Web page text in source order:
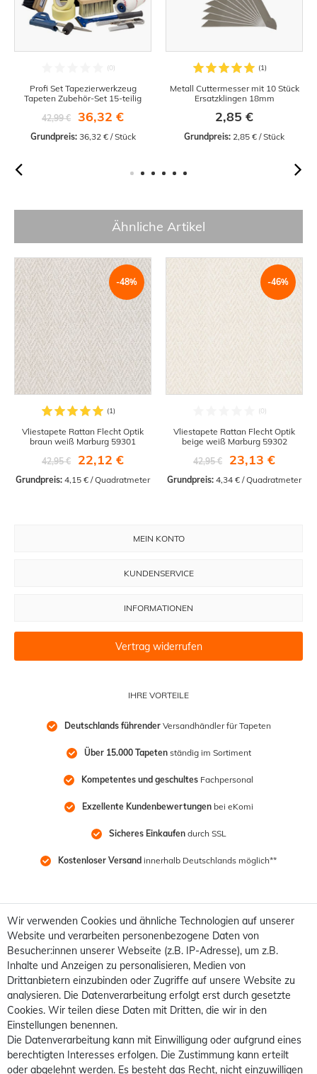
Profi Set Tapezierwerkzeug
Tapeten Zubehör-Set 15-teilig
42,99 €
36,32 €
Grundpreis: 36,32 € / Stück
Metall Cuttermesser mit 10 Stück
Ersatzklingen 18mm
2,85 €
Grundpreis: 2,85 € / Stück
Ähnliche Artikel
-48%
Vliestapete Rattan Flecht Optik
braun weiß Marburg 59301
42,95 €
22,12 €
Grundpreis: 4,15 € / Quadratmeter
-46%
Vliestapete Rattan Flecht Optik
beige weiß Marburg 59302
42,95 €
23,13 €
Grundpreis: 4,34 € / Quadratmeter
IHRE VORTEILE
Deutschlands führender Versandhändler für Tapeten
Über 15.000 Tapeten ständig im Sortiment
Kompetentes und geschultes Fachpersonal
Exzellente Kundenbewertungen bei eKomi
Sicheres Einkaufen durch SSL
Kostenloser Versand innerhalb Deutschlands möglich**
MEIN KONTO
KUNDENSERVICE
INFORMATIONEN
Vertrag widerrufen
Wir verwenden Cookies und ähnliche Technologien auf unserer
Website und verarbeiten personenbezogene Daten von
Besucher:innen unserer Webseite (z.B. IP-Adresse), um z.B.
Inhalte und Anzeigen zu personalisieren, Medien von
Drittanbietern einzubinden oder Zugriffe auf unsere Website zu
analysieren. Die Datenverarbeitung erfolgt erst durch gesetzte
Cookies. Wir teilen diese Daten mit Dritten, die wir in den
Einstellungen benennen.
Die Datenverarbeitung kann mit Einwilligung oder aufgrund eines
berechtigten Interesses erfolgen. Die Zustimmung kann erteilt
oder abgelehnt werden. Es besteht das Recht, nicht einzuwilligen